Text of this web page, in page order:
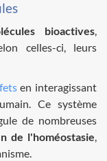
bioactives,
celles-ci, leurs
en interagissant
Ce système
de nombreuses
de l'homéostasie,